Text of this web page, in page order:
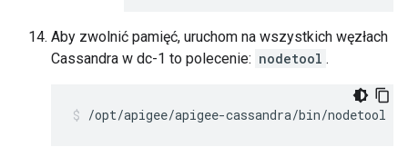
Aby zwolnić pamięć, uruchom na wszystkich węzłach
Cassandra w dc-1 to polecenie: nodetool .
/opt/apigee/apigee-cassandra/bin/nodetool